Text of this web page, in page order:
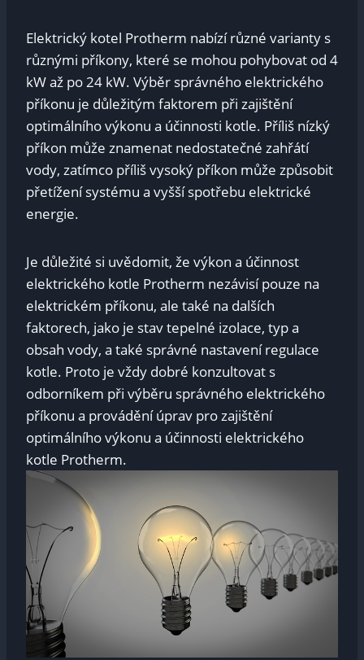
Elektrický kotel Protherm nabízí různé varianty s
různými příkony, které se mohou pohybovat od 4
kW až po 24 kW. Výběr správného elektrického
příkonu je důležitým faktorem při zajištění
optimálního výkonu a účinnosti kotle. Příliš nízký
příkon může znamenat nedostatečné zahřátí
vody, zatímco příliš vysoký příkon může způsobit
přetížení systému a vyšší spotřebu elektrické
energie.
Je důležité si uvědomit, že výkon a účinnost
elektrického kotle Protherm nezávisí pouze na
elektrickém příkonu, ale také na dalších
faktorech, jako je stav tepelné izolace, typ a
obsah vody, a také správné nastavení regulace
kotle. Proto je vždy dobré konzultovat s
odborníkem při výběru správného elektrického
příkonu a provádění úprav pro zajištění
optimálního výkonu a účinnosti elektrického
kotle Protherm.